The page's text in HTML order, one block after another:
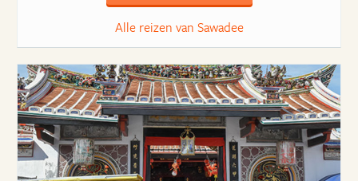
Alle reizen van Sawadee